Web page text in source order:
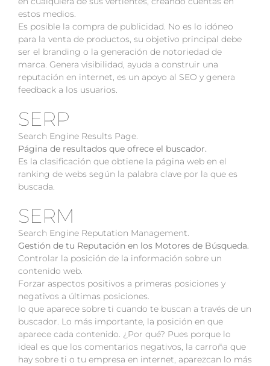
estos medios.
Es posible la compra de publicidad. No es lo idóneo
para la venta de productos, su objetivo principal debe
ser el branding o la generación de notoriedad de
marca. Genera visibilidad, ayuda a construir una
reputación en internet, es un apoyo al SEO y genera
feedback a los usuarios.
SERP
Search Engine Results Page.
Página de resultados que ofrece el buscador.
Es la clasificación que obtiene la página web en el
ranking de webs según la palabra clave por la que es
buscada.
SERM
Search Engine Reputation Management.
Gestión de tu Reputación en los Motores de Búsqueda.
Controlar la posición de la información sobre un
contenido web.
Forzar aspectos positivos a primeras posiciones y
negativos a últimas posiciones.
lo que aparece sobre ti cuando te buscan a través de un
buscador. Lo más importante, la posición en que
aparece cada contenido. ¿Por qué? Pues porque lo
ideal es que los comentarios negativos, la carroña que
hay sobre ti o tu empresa en internet, aparezcan lo más